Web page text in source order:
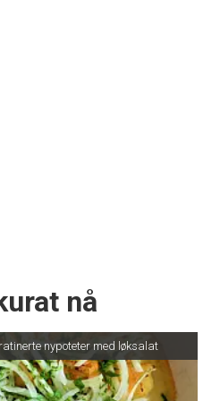
nå
nypoteter med løksalat